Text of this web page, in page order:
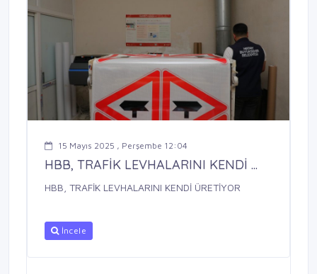
15 Mayıs 2025 , Perşembe 12:04
HBB, TRAFİK LEVHALARINI KENDİ ...
HBB, TRAFİK LEVHALARINI KENDİ ÜRETİYOR
İncele